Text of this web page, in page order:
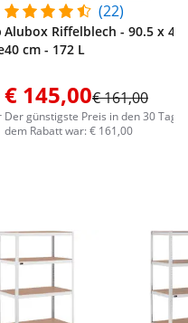
(22)
Alubox Riffelblech - 90.5 x
40 cm - 172 L
€ 145,00€ 161,00
Der günstigste Preis in den 30
dem Rabatt war: € 161,00